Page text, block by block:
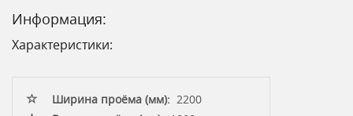
Информация:
Характеристики:
Ширина проёма (мм): 2200